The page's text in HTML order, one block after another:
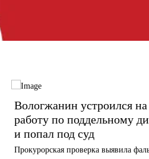
Вологжанин устроился на
работу по поддельному
и попал под суд
Прокурорская проверка выявила